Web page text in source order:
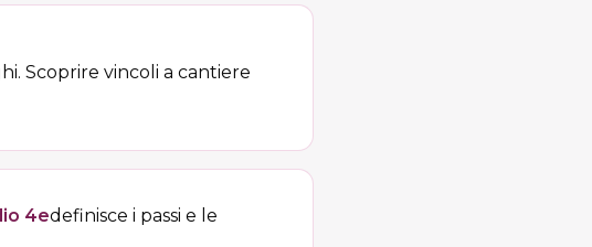
Scoprire vincoli a cantiere
4edefinisce i passi e le